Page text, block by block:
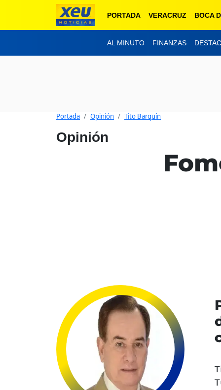
PORTADA VERACRUZ BOCA
AL MINUTO FINANZAS
Portada Opinión Tito Barquín
Opinión